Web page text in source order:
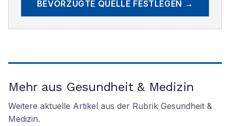
BEVORZUGTE QUELLE FESTLEGEN →
Mehr aus Gesundheit & Medizin
Weitere aktuelle Artikel aus der Rubrik Gesundheit &
Medizin.